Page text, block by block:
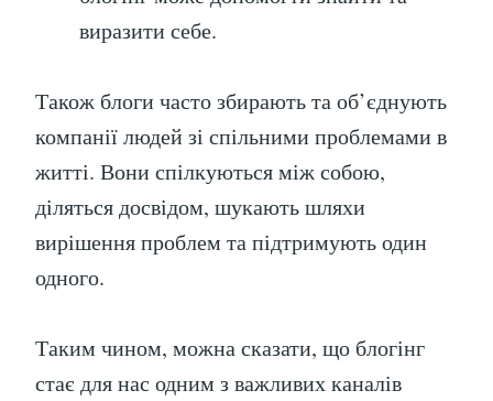
виразити себе.
Також блоги часто збирають та об’єднують
компанії людей зі спільними проблемами в
житті. Вони спілкуються між собою,
діляться досвідом, шукають шляхи
вирішення проблем та підтримують один
одного.
Таким чином, можна сказати, що блогінг
стає для нас одним з важливих каналів